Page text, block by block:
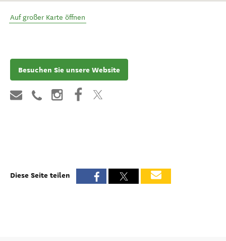
Auf großer Karte öffnen
Besuchen Sie unsere Website
Diese Seite teilen